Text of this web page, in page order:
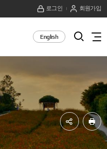
로그인 회원가입
English
기
전
메
기
SNS
공
프